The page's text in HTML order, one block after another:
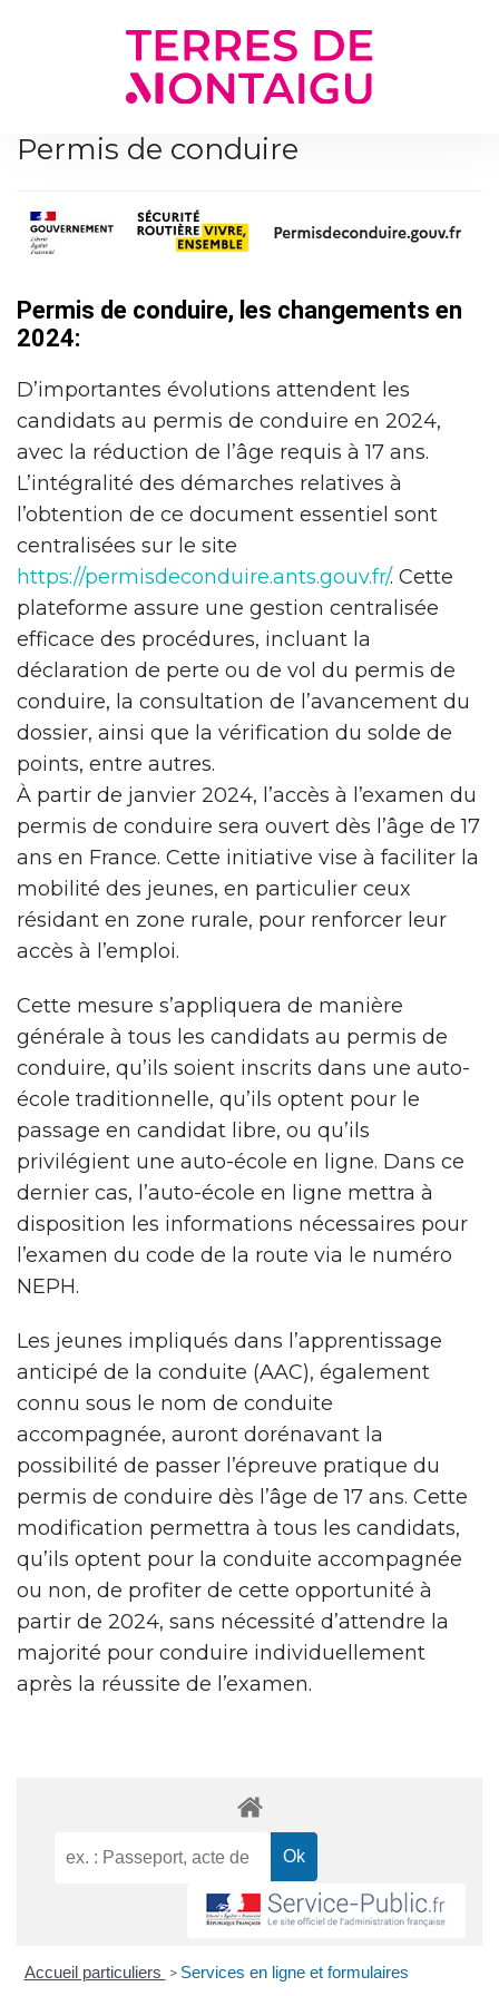
Permis de conduire
Permis de conduire, les changements en
2024:
D’importantes évolutions attendent les
candidats au permis de conduire en 2024,
avec la réduction de l’âge requis à 17 ans.
L’intégralité des démarches relatives à
l’obtention de ce document essentiel sont
centralisées sur le site
https://permisdeconduire.ants.gouv.fr/. Cette
plateforme assure une gestion centralisée
efficace des procédures, incluant la
déclaration de perte ou de vol du permis de
conduire, la consultation de l’avancement du
dossier, ainsi que la vérification du solde de
points, entre autres.
À partir de janvier 2024, l’accès à l’examen du
permis de conduire sera ouvert dès l’âge de 17
ans en France. Cette initiative vise à faciliter la
mobilité des jeunes, en particulier ceux
résidant en zone rurale, pour renforcer leur
accès à l’emploi.
Cette mesure s’appliquera de manière
générale à tous les candidats au permis de
conduire, qu’ils soient inscrits dans une auto-
école traditionnelle, qu’ils optent pour le
passage en candidat libre, ou qu’ils
privilégient une auto-école en ligne. Dans ce
dernier cas, l’auto-école en ligne mettra à
disposition les informations nécessaires pour
l’examen du code de la route via le numéro
NEPH.
Les jeunes impliqués dans l’apprentissage
anticipé de la conduite (AAC), également
connu sous le nom de conduite
accompagnée, auront dorénavant la
possibilité de passer l’épreuve pratique du
permis de conduire dès l’âge de 17 ans. Cette
modification permettra à tous les candidats,
qu’ils optent pour la conduite accompagnée
ou non, de profiter de cette opportunité à
partir de 2024, sans nécessité d’attendre la
majorité pour conduire individuellement
après la réussite de l’examen.
Accueil particuliers > Services en ligne et formulaires